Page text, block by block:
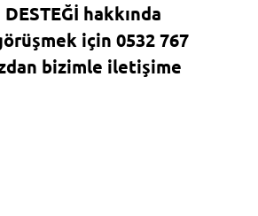
hakkında
için 0532 767
bizimle iletişime